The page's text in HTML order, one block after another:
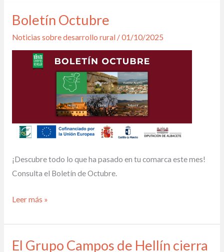
Boletín Octubre
Noticias sobre desarrollo rural /01/10/2025
¡Descubre todo lo que ha pasado en tu comarca este mes!
Consulta el Boletín de Octubre.
Boletín
Leer más »
El Grupo Campos de Hellín cierra
El